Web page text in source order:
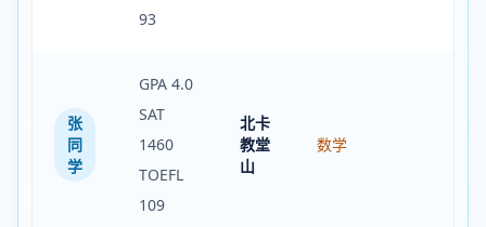
93
张
同
学
GPA 4.0
SAT
1460
TOEFL
109
北卡
教堂
山
数学